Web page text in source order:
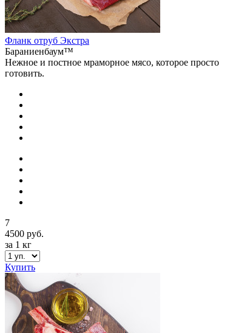
Фланк отруб Экстра
Бараниенбаум™
Нежное и постное мраморное мясо, которое просто
готовить.
7
4500 руб.
за 1 кг
Купить